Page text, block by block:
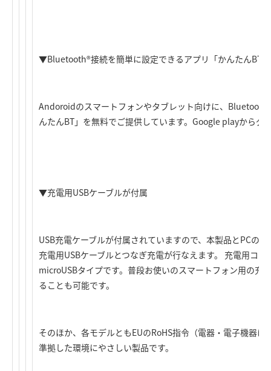
▼Bluetooth®接続を簡単に設定できるアプリ「かんたんBT
Andoroidのスマートフォンやタブレット向けに、
んたんBT」を無料でご提供しています。Google playからダ
▼充電用USBケーブルが付属
USB充電ケーブルが付属されていますので、本製品とPCの
充電用USBケーブルとつなぎ充電が行なえます。 充電用コ
microUSBタイプです。普段お使いのスマートフォン用の充
ることも可能です。
そのほか、各モデルともEUのRoHS指令（電器・電子機器
準拠した環境にやさしい製品です。